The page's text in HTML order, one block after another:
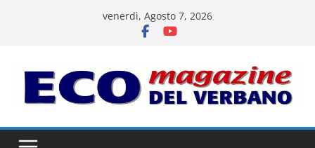
venerdì, Agosto 7, 2026